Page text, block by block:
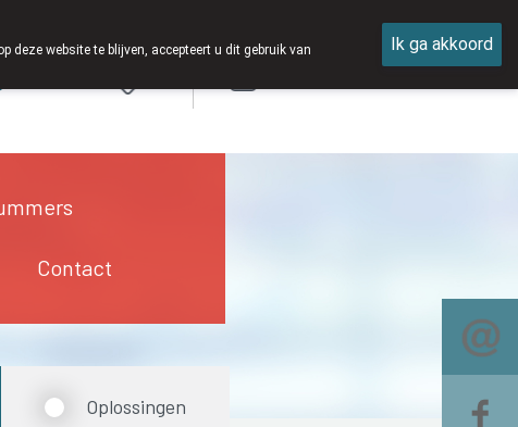
Contact
Oplossingen
deze website te blijven, accepteert u dit gebruik van
Ik ga akkoord